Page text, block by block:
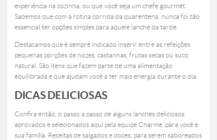
experiência na cozinha, ou que você seja um chefe gourmet.
Sabemos que com a rotina corrida da quarentena, nunca foi tão
essencial ter opções simples para aquele lanche da tarde.
Destacamos que é sempre indicado inserir entre as refeições
pequenas porções de nozes, castanhas, frutas secas ou suco
natural. São itens que fazem parte de uma alimentação
equilibrada e que ajudam você a ter mais energia durante o dia.
DICAS DELICIOSAS
Confira então, o passo a passo de alguns lanches deliciosos
aprovados e selecionados aqui pela equipe Charme, para você e
sua família. Receitas de salgados e doces, para serem saboreados